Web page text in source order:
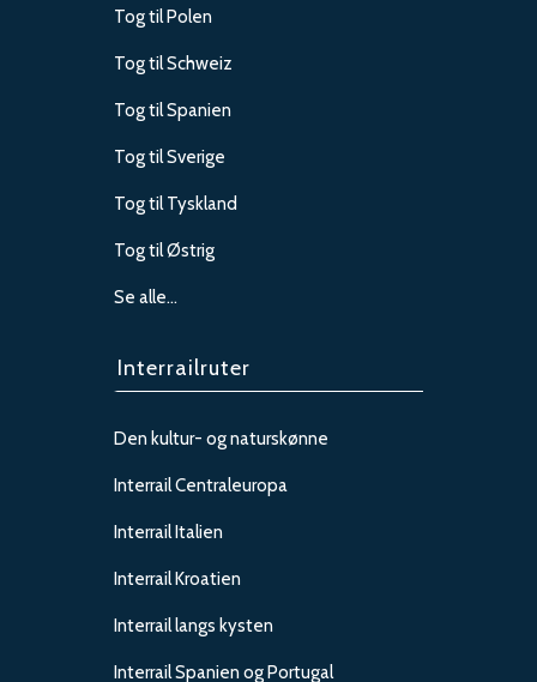
Tog til Polen
Tog til Schweiz
Tog til Spanien
Tog til Sverige
Tog til Tyskland
Tog til Østrig
Se alle…
Interrailruter
Den kultur- og naturskønne
Interrail Centraleuropa
Interrail Italien
Interrail Kroatien
Interrail langs kysten
Interrail Spanien og Portugal